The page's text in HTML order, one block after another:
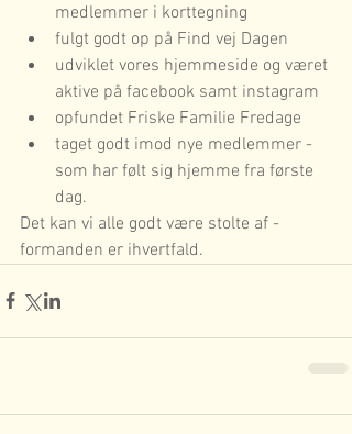
medlemmer i korttegning
fulgt godt op på Find vej Dagen
udviklet vores hjemmeside og været
aktive på facebook samt instagram
opfundet Friske Familie Fredage
taget godt imod nye medlemmer -
som har følt sig hjemme fra første
dag.
Det kan vi alle godt være stolte af -
formanden er ihvertfald.